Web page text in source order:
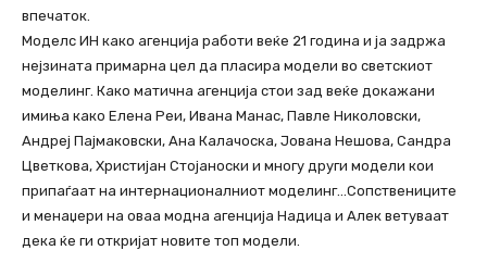
впечаток.
Моделс ИН како агенција работи веќе 21 година и ја задржа
нејзината примарна цел да пласира модели во светскиот
моделинг. Како матична агенција стои зад веќе докажани
имиња како Елена Реи, Ивана Манас, Павле Николовски,
Андреј Пајмаковски, Ана Калачоска, Јована Нешова, Сандра
Цветкова, Христијан Стојаноски и многу други модели кои
припаѓаат на интернационалниот моделинг…Сопствениците
и менаџери на оваа модна агенција Надица и Алек ветуваат
дека ќе ги откријат новите топ модели.